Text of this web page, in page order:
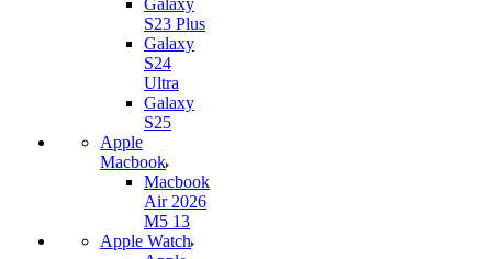
Galaxy
S23 Plus
Galaxy
S24
Ultra
Galaxy
S25
Apple
Macbook
Macbook
Air 2026
M5 13
Apple Watch